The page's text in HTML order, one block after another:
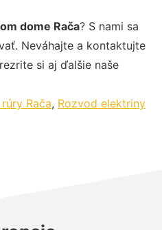
dome Rača? S nami sa
Neváhajte a kontaktujte
si aj ďalšie naše
Rača, Rozvod elektriny